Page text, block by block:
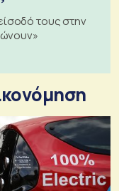
τους στην